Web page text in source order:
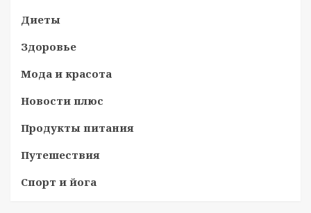
Диеты
Здоровье
Мода и красота
Новости плюс
Продукты питания
Путешествия
Спорт и йога